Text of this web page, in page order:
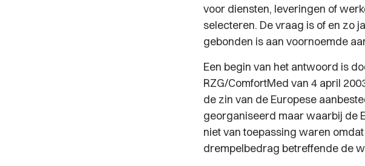
voor diensten, leveringen of
selecteren. De vraag is of en zo
gebonden is aan voornoemde
Een begin van het antwoord is
RZG/ComfortMed van 4 april
de zin van de Europese
georganiseerd maar waarbij de
niet van toepassing waren
drempelbedrag betreffende de